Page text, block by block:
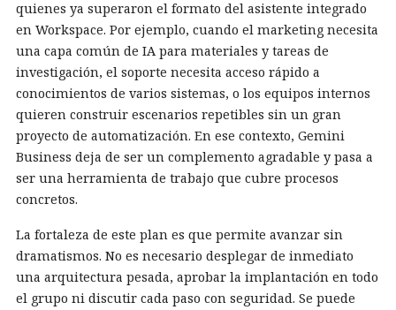
quienes ya superaron el formato del asistente integrado
en Workspace. Por ejemplo, cuando el marketing necesita
una capa común de IA para materiales y tareas de
investigación, el soporte necesita acceso rápido a
conocimientos de varios sistemas, o los equipos internos
quieren construir escenarios repetibles sin un gran
proyecto de automatización. En ese contexto, Gemini
Business deja de ser un complemento agradable y pasa a
ser una herramienta de trabajo que cubre procesos
concretos.
La fortaleza de este plan es que permite avanzar sin
dramatismos. No es necesario desplegar de inmediato
una arquitectura pesada, aprobar la implantación en todo
el grupo ni discutir cada paso con seguridad. Se puede